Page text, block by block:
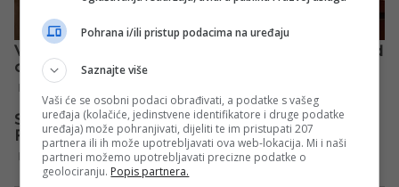
Pohrana i/ili pristup podacima na uređaju
Saznajte više
Vaši će se osobni podaci obrađivati, a podatke s vašeg
uređaja (kolačiće, jedinstvene identifikatore i druge podatke
uređaja) može pohranjivati, dijeliti te im pristupati 207
partnera ili ih može upotrebljavati ova web-lokacija. Mi i naši
partneri možemo upotrebljavati precizne podatke o
geolociranju. Popis partnera.